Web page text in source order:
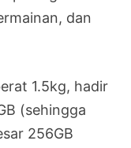
dan
1.5kg, hadir
(sehingga
256GB